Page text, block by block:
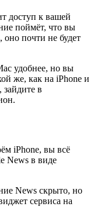
доступ к вашей
поймёт, что вы
оно почти не будет
удобнее, но вы
же, как на iPhone и
в
iPhone, вы всё
News в виде
News скрыто, но
сервиса на